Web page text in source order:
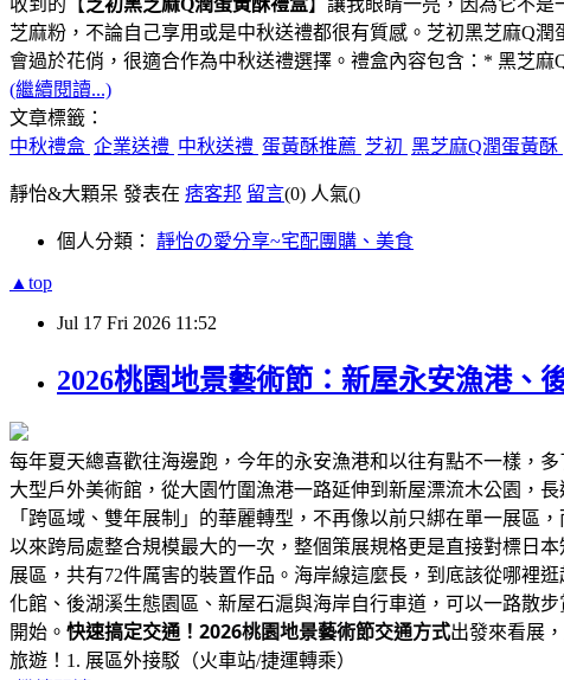
芝麻粉，不論自己享用或是中秋送禮都很有質感。芝初黑芝麻Q
會過於花俏，很適合作為中秋送禮選擇。禮盒內容包含：* 黑芝麻
(繼續閱讀...)
文章標籤：
中秋禮盒 企業送禮 中秋送禮 蛋黃酥推薦 芝初 黑芝麻Q潤蛋黃酥
靜怡&大顆呆 發表在 痞客邦 留言(0) 人氣()
個人分類： 靜怡の愛分享~宅配團購、美食
▲top
Jul 17 Fri 2026 11:52
2026桃園地景藝術節：新屋永安漁港、
每年夏天總喜歡往海邊跑，今年的永安漁港和以往有點不一樣，
大型戶外美術館，從大園竹圍漁港一路延伸到新屋漂流木公園，
「跨區域、雙年展制」的華麗轉型，不再像以前只綁在單一展區
以來跨局處整合規模最大的一次，整個策展規格更是直接對標日
展區，共有72件厲害的裝置作品。海岸線這麼長，到底該從哪裡
化館、後湖溪生態園區、新屋石滬與海岸自行車道，可以一路散
開始。 快速搞定交通！ 2026桃園地景藝術節交通方式出發來看展
旅遊！1. 展區外接駁（火車站/捷運轉乘）